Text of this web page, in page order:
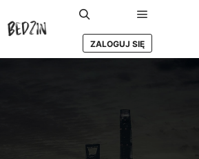
Szukaj Główne
ZALOGUJ SIĘ